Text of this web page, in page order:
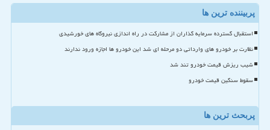
پربیننده ترین ها
استقبال گسترده سرمایه گذاران از مشارکت در راه اندازی نیروگاه های خورشیدی
نظارت بر خودرو های وارداتی دو مرحله ای شد این خودرو ها اجازه ورود ندارند
شیب ریزش قیمت خودرو تند شد
سقوط سنگین قیمت خودرو
پربحث ترین ها